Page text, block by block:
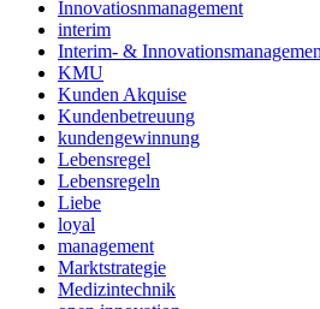
Innovatiosnmanagement
interim
Interim- &
KMU
Kunden Akquise
Kundenbetreuung
kundengewinnung
Lebensregel
Lebensregeln
Liebe
loyal
management
Marktstrategie
Medizintechnik